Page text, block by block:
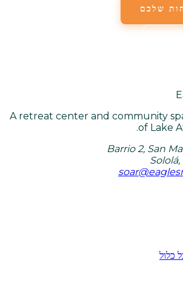
שלכם
A retreat center and community
of Lake
Barrio 2, San
כלול